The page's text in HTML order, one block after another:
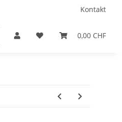
Kontakt
0,00 CHF